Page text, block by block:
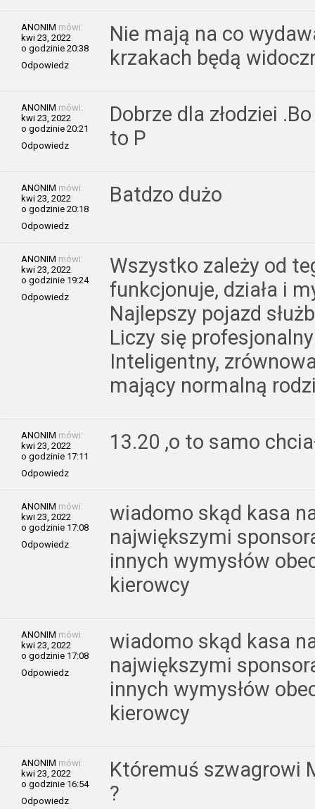
ANONIM mówi:
kwi 23, 2022
o godzinie 20:38
Odpowiedz
Nie mają na co
krzakach będą
ANONIM mówi:
kwi 23, 2022
o godzinie 20:21
Odpowiedz
Dobrze dla złodziei
to P
ANONIM mówi:
kwi 23, 2022
o godzinie 20:18
Odpowiedz
Batdzo dużo
ANONIM mówi:
kwi 23, 2022
o godzinie 19:24
Odpowiedz
Wszystko zależy od
funkcjonuje, działa i
Najlepszy pojazd
Liczy się
Inteligentny,
mający normalną
ANONIM mówi:
kwi 23, 2022
o godzinie 17:11
Odpowiedz
13.20 ,o to samo
ANONIM mówi:
kwi 23, 2022
o godzinie 17:08
Odpowiedz
wiadomo skąd kasa
największymi
innych wymysłów
kierowcy
ANONIM mówi:
kwi 23, 2022
o godzinie 17:08
Odpowiedz
wiadomo skąd kasa
największymi
innych wymysłów
kierowcy
ANONIM mówi:
kwi 23, 2022
o godzinie 16:54
Odpowiedz
Któremuś szwagrowi
?